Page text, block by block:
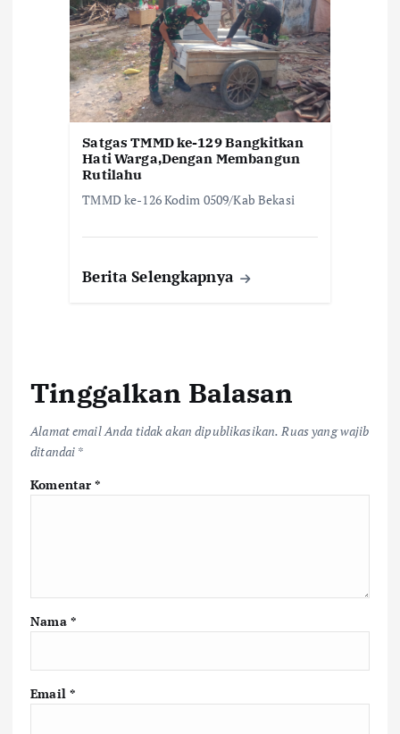
Satgas TMMD ke-129 Bangkitkan
Hati Warga,Dengan Membangun
Rutilahu
TMMD ke-126 Kodim 0509/Kab Bekasi
Berita Selengkapnya
Tinggalkan Balasan
Alamat email Anda tidak akan dipublikasikan. Ruas yang wajib
ditandai *
Komentar*
Nama *
Email *